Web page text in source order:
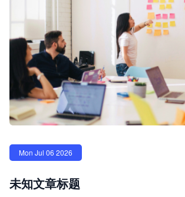
Mon Jul 06 2026
未知文章标题